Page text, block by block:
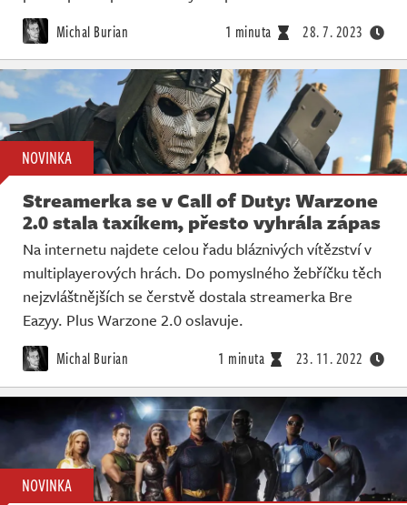
Michal Burian 1 minuta 28. 7. 2023
NOVINKA
Streamerka se v Call of Duty: Warzone
2.0 stala taxíkem, přesto vyhrála zápas
Na internetu najdete celou řadu bláznivých vítězství v
multiplayerových hrách. Do pomyslného žebříčku těch
nejzvláštnějších se čerstvě dostala streamerka Bre
Eazyy. Plus Warzone 2.0 oslavuje.
Michal Burian 1 minuta 23. 11. 2022
NOVINKA